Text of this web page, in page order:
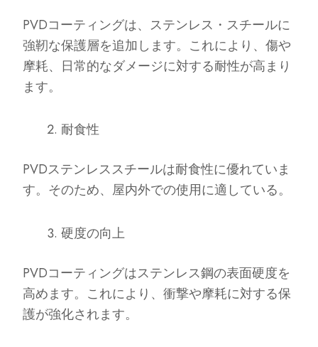
PVDコーティングは、ステンレス・スチールに
強靭な保護層を追加します。これにより、傷や
摩耗、日常的なダメージに対する耐性が高まり
ます。
耐食性
PVDステンレススチールは耐食性に優れていま
す。そのため、屋内外での使用に適している。
硬度の向上
PVDコーティングはステンレス鋼の表面硬度を
高めます。これにより、衝撃や摩耗に対する保
護が強化されます。